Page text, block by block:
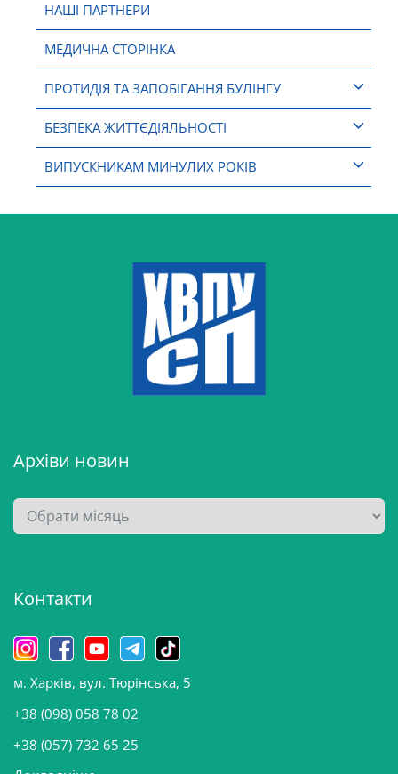
НАШІ ПАРТНЕРИ
МЕДИЧНА СТОРІНКА
ПРОТИДІЯ ТА ЗАПОБІГАННЯ БУЛІНГУ
БЕЗПЕКА ЖИТТЄДІЯЛЬНОСТІ
ВИПУСКНИКАМ МИНУЛИХ РОКІВ
Архіви новин
А
р
в
н
о
в
и
Контакти
м. Харків, вул. Тюрінська, 5
+38 (098) 058 78 02
+38 (057) 732 65 25